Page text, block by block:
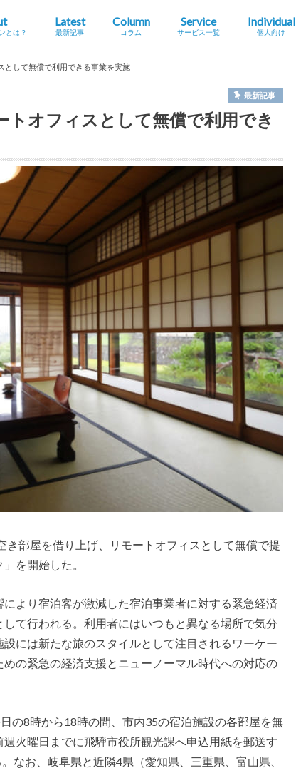
とは？
Latest
最新記事
Column
コラム
Service
サービス一覧
Individual
個人向け
として無償で利用できる事業を実施
最新記事
トオフィスとして無償で利用でき
部屋を借り上げ、リモートオフィスとして無償で提
を開始した。
より宿泊客が激減した宿泊事業者に対する緊急経済
て行われる。利用者にはいつもと異なる場所で気分
には新たな旅のスタイルとして注目されるワーケー
の緊急の経済支援とニューノーマル時代への対応の
の8時から18時の間、市内35の宿泊施設の各部屋を無
火曜日までに飛騨市役所観光課へ申込用紙を郵送す
なお、岐阜県と近隣4県（愛知県、三重県、富山県、